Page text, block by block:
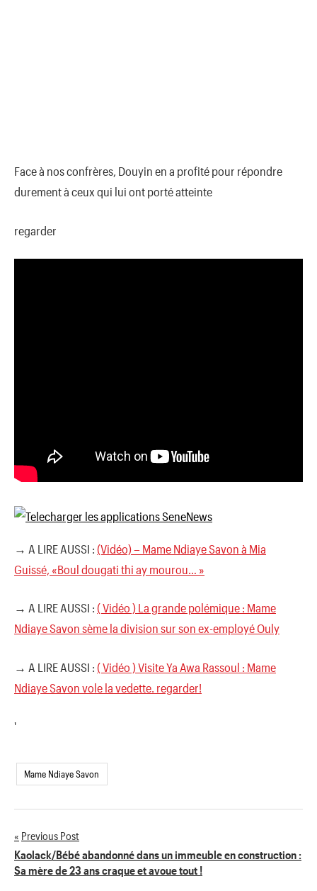
Face à nos confrères, Douyin en a profité pour répondre
durement à ceux qui lui ont porté atteinte
regarder
→ A LIRE AUSSI : (Vidéo) – Mame Ndiaye Savon à Mia
Guissé, «Boul dougati thi ay mourou… »
→ A LIRE AUSSI : ( Vidéo ) La grande polémique : Mame
Ndiaye Savon sème la division sur son ex-employé Ouly
→ A LIRE AUSSI : ( Vidéo ) Visite Ya Awa Rassoul : Mame
Ndiaye Savon vole la vedette. regarder!
'
Mame Ndiaye Savon
Navigation
de
Previous Post
Kaolack/Bébé abandonné dans un immeuble en construction :
Sa mère de 23 ans craque et avoue tout !